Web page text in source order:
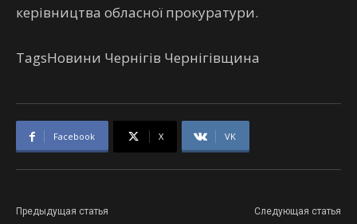
керівництва обласної прокуратури.
TagsНовини Чернігів Чернігівщина
Facebook X VK
Предыдущая статья Следующая статья